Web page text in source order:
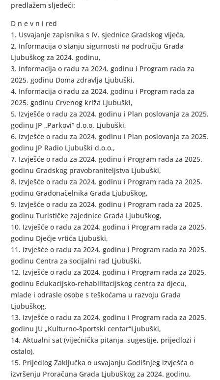
predlažem sljedeći:
D n e v n i red
1. Usvajanje zapisnika s IV. sjednice Gradskog vijeća,
2. Informacija o stanju sigurnosti na području Grada
Ljubuškog za 2024. godinu,
3. Informacija o radu za 2024. godinu i Program rada za
2025. godinu Doma zdravlja Ljubuški,
4. Informacija o radu za 2024. godinu i Program rada za
2025. godinu Crvenog križa Ljubuški,
5. Izvješće o radu za 2024. godinu i Plan poslovanja za 2025.
godinu JP „Parkovi“ d.o.o. Ljubuški,
6. Izvješće o radu za 2024. godinu i Plan poslovanja za 2025.
godinu JP Radio Ljubuški d.o.o.,
7. Izvješće o radu za 2024. godinu i Program rada za 2025.
godinu Gradskog pravobraniteljstva Ljubuški,
8. Izvješće o radu za 2024. godinu i Program rada za 2025.
godinu Gradonačelnika Grada Ljubuškog,
9. Izvješće o radu za 2024. godinu i Program rada za 2025.
godinu Turističke zajednice Grada Ljubuškog,
10. Izvješće o radu za 2024. godinu i Program rada za 2025.
godinu Dječje vrtića Ljubuški,
11. Izvješće o radu za 2024. godinu i Program rada za 2025.
godinu Centra za socijalni rad Ljubuški,
12. Izvješće o radu za 2024. godinu i Program rada za 2025.
godinu Edukacijsko-rehabilitacijskog centra za djecu,
mlade i odrasle osobe s teškoćama u razvoju Grada
Ljubuškog,
13. Izvješće o radu za 2024. godinu i Program rada za 2025.
godinu JU „Kulturno-športski centar“Ljubuški,
14. Aktualni sat (vijećnička pitanja, sugestije, prijedlozi i
ostalo),
15. Prijedlog Zaključka o usvajanju Godišnjeg izvješća o
izvršenju Proračuna Grada Ljubuškog za 2024. godinu,